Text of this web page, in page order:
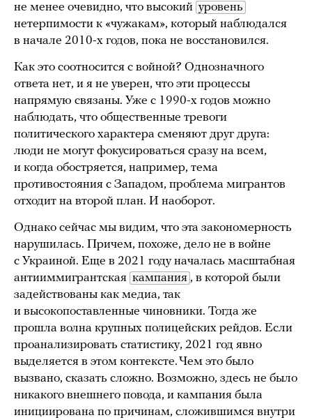
не менее очевидно, что высокий уровень
нетерпимости к «чужакам», который наблюдался
в начале 2010-х годов, пока не восстановился.
Как это соотносится с войной? Однозначного
ответа нет, и я не уверен, что эти процессы
напрямую связаны. Уже с 1990-х годов можно
наблюдать, что общественные тревоги
политического характера сменяют друг друга:
люди не могут фокусироваться сразу на всем,
и когда обостряется, например, тема
противостояния с Западом, проблема мигрантов
отходит на второй план. И наоборот.
Однако сейчас мы видим, что эта закономерность
нарушилась. Причем, похоже, дело не в войне
с Украиной. Еще в 2021 году началась масштабная
антииммигрантская кампания , в которой были
задействованы как медиа, так
и высокопоставленные чиновники. Тогда же
прошла волна крупных полицейских рейдов. Если
проанализировать статистику, 2021 год явно
выделяется в этом контексте. Чем это было
вызвано, сказать сложно. Возможно, здесь не было
никакого внешнего повода, и кампания была
инициирована по причинам, сложившимся внутри